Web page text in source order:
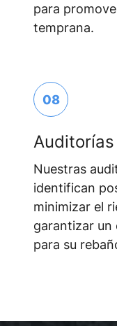
para
temprana.
08
Nuestras
identifican
minimizar el
garantizar un
para su